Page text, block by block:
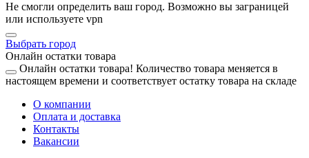
Не смогли определить ваш город. Возможно вы заграницей
или используете vpn
Выбрать город
Онлайн остатки товара
Онлайн остатки товара! Количество товара меняется в
настоящем времени и соответствует остатку товара на складе
О компании
Оплата и доставка
Контакты
Вакансии